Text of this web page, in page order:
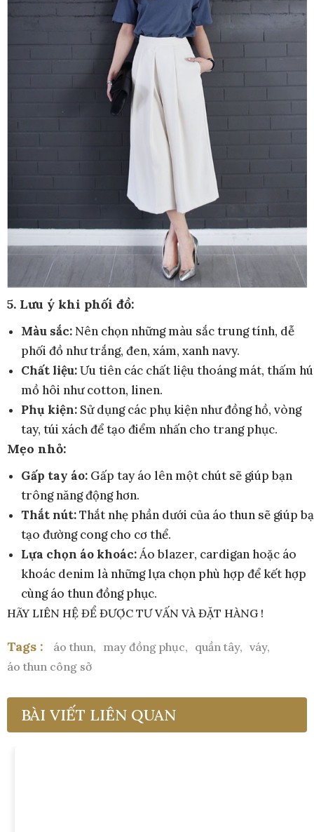
5. Lưu ý khi phối đồ:
Màu sắc:Nên chọn những màu sắc trung tính, dễ
phối đồ như trắng, đen, xám, xanh navy.
Chất liệu:Ưu tiên các chất liệu thoáng mát, thấm
mồ hôi như cotton, linen.
Phụ kiện: Sử dụng các phụ kiện như đồng hồ, vòng
tay, túi xách để tạo điểm nhấn cho trang phục.
Mẹo nhỏ:
Gấp tay áo: Gấp tay áo lên một chút sẽ giúp bạn
trông năng động hơn.
Thắt nút:Thắt nhẹ phần dưới của áo thun sẽ giúp
tạo đường cong cho cơ thể.
Lựa chọn áo khoác:Áo blazer, cardigan hoặc áo
khoác denim là những lựa chọn phù hợp để kết hợp
cùng áo thun đồng phục.
HÃY LIÊN HỆ ĐỂ ĐƯỢC TƯ VẤN VÀ ĐẶT HÀNG !
Tags : áo thun, may đồng phục, quần tây, váy,
áo thun công sở
BÀI VIẾT LIÊN QUAN